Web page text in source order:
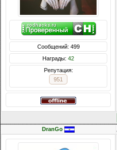
Сообщений: 499
Награды: 42
Репутация:
951
DranGo